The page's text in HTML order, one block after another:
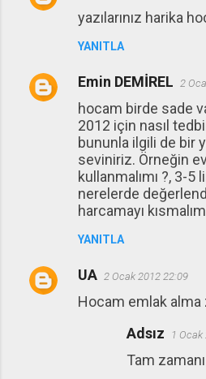
yazılarınız harika
YANITLA
Emin DEMİREL 2
hocam birde sade
2012 için nasıl
bununla ilgili de bir
seviniriz. Örneğin
kullanmalımı ?, 3-5
nerelerde
harcamayı
YANITLA
UA 2 Ocak 2012 22:09
Hocam emlak alma
Adsız 1
Tam zamanı